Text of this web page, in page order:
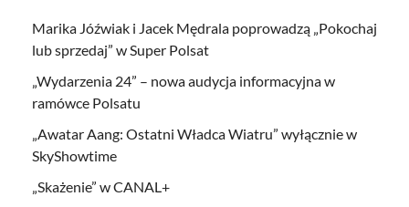
Marika Jóźwiak i Jacek Mędrala poprowadzą „Pokochaj
lub sprzedaj” w Super Polsat
„Wydarzenia 24” – nowa audycja informacyjna w
ramówce Polsatu
„Awatar Aang: Ostatni Władca Wiatru” wyłącznie w
SkyShowtime
„Skażenie” w CANAL+